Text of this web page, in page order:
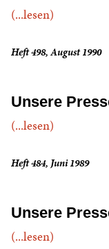
(...lesen)
Heft 498, August 1990
Unsere
(...lesen)
Heft 484, Juni 1989
Unsere
(...lesen)